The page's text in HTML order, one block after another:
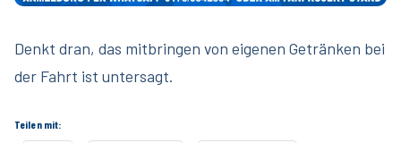
Denkt dran, das mitbringen von eigenen Getränken bei
der Fahrt ist untersagt.
Teilen mit: